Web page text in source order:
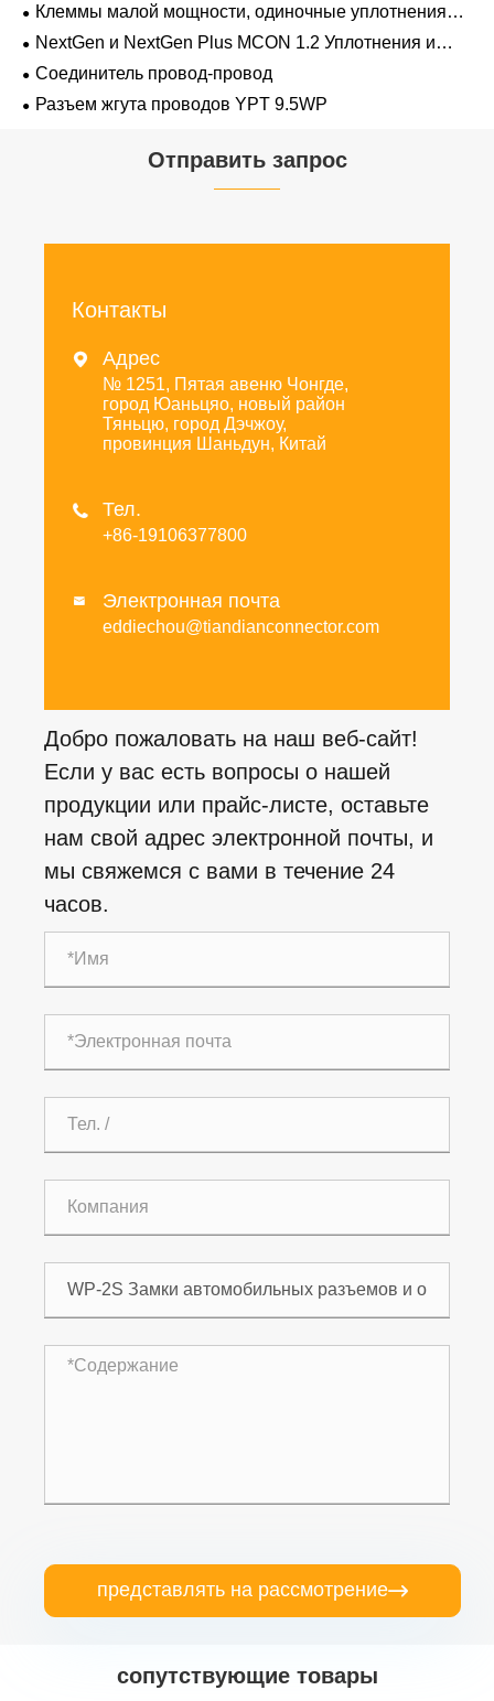
Клеммы малой мощности, одиночные уплотнения
проводов 1,2 мм-2,8 мм
NextGen и NextGen Plus MCON 1.2 Уплотнения и
заглушки для полостей с одинарной проволокой с
замком-копьем
Соединитель провод-провод
Разъем жгута проводов YPT 9.5WP
Отправить запрос
Контакты
 Адрес
№ 1251, Пятая авеню Чонгде,
город Юаньцяо, новый район
Тяньцю, город Дэчжоу,
провинция Шаньдун, Китай
 Тел.
+86-19106377800
 Электронная почта
eddiechou@tiandianconnector.com
Добро пожаловать на наш веб-сайт!
Если у вас есть вопросы о нашей
продукции или прайс-листе, оставьте
нам свой адрес электронной почты, и
мы свяжемся с вами в течение 24
часов.
представлять на рассмотрение
сопутствующие товары